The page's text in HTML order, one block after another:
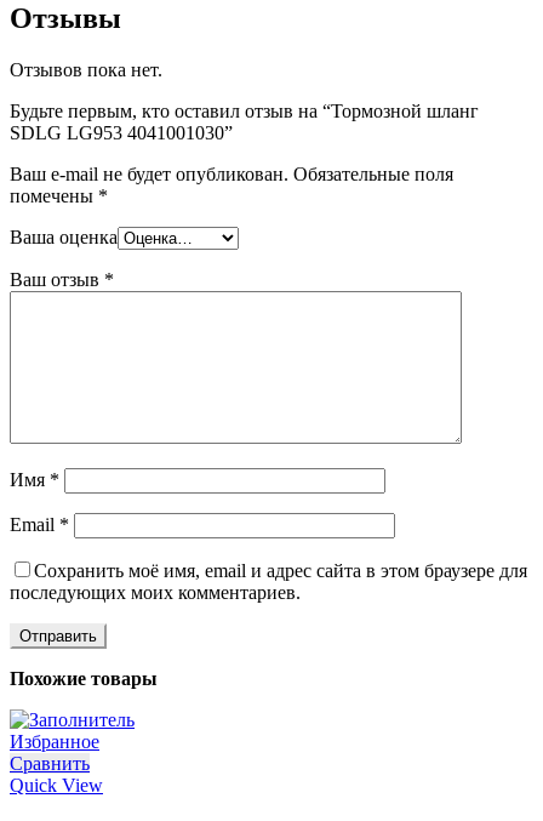
Отзывы
Отзывов пока нет.
Будьте первым, кто оставил отзыв на “Тормозной шланг
SDLG LG953 4041001030”
Ваш e-mail не будет опубликован. Обязательные поля
помечены *
Ваша оценка
Ваш отзыв *
Имя *
Email *
Сохранить моё имя, email и адрес сайта в этом браузере для
последующих моих комментариев.
Похожие товары
Избранное
Сравнить
Quick View